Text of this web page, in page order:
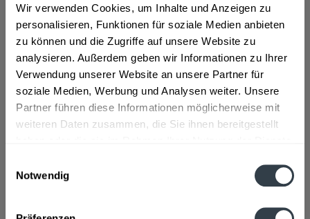
Wir verwenden Cookies, um Inhalte und Anzeigen zu
personalisieren, Funktionen für soziale Medien anbieten
zu können und die Zugriffe auf unsere Website zu
analysieren. Außerdem geben wir Informationen zu Ihrer
Verwendung unserer Website an unsere Partner für
soziale Medien, Werbung und Analysen weiter. Unsere
Partner führen diese Informationen möglicherweise mit
weiteren Daten zusammen, die Sie ihnen bereitgestellt
Notwendig
Vorrätig
MEHRWEG
+5,10 € Pfand
In den Warenkorb
Artikel-Nr.:
24946
Verfügbar in:
mehr